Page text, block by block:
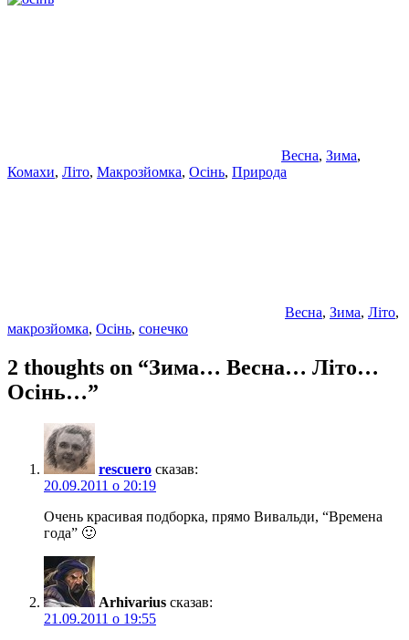
Весна, Зима,
Комахи, Літо, Макрозйомка, Осінь, Природа
Весна, Зима, Літо,
макрозйомка, Осінь, сонечко
2 thoughts on “Зима… Весна… Літо…
Осінь…”
rescuero сказав:
20.09.2011 о 20:19
Очень красивая подборка, прямо Вивальди, “Времена
года” 🙂
Arhivarius сказав:
21.09.2011 о 19:55